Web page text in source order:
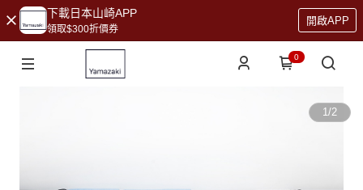
下載日本山崎APP
領取$300折價券
開啟APP
0
1/2